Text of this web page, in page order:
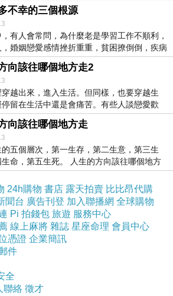
不幸的三個根源
有人會常問，為什麼老是學習工作不順利，
婚姻戀愛感情挫折重重，貧困撩倒倒，疾病
向該往哪個地方走2
越出來，進入生活。但同樣，也要穿越生
留在生活中還是會痛苦。有些人談戀愛歡
...
向該往哪個地方走
的五個層次，第一生存，第二生意，第三生
命，第五生死。 人生的方向該往哪個地方
24h購物 書店 露天拍賣 比比昂代購
聞台 廣告刊登 加入聯播網 全球購物
Pi 拍錢包 旅遊 服務中心
線上麻將 雜誌 星座命理 會員中心
憑證 企業簡訊
件
全
聯絡 徵才